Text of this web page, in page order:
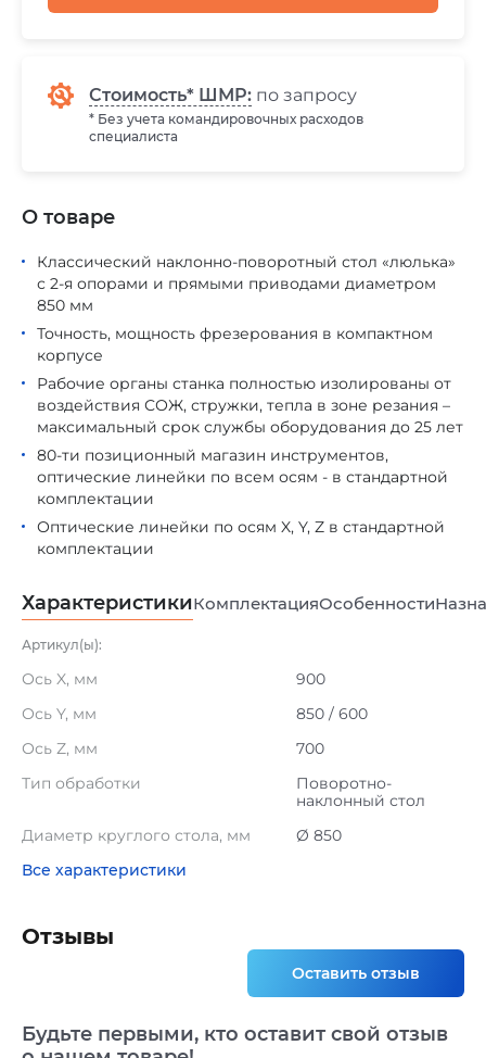
Стоимость* ШМР: по запросу
* Без учета командировочных расходов
специалиста
Классический наклонно-поворотный стол «люлька»
с 2-я опорами и прямыми приводами диаметром
850 мм
Точность, мощность фрезерования в компактном
корпусе
Рабочие органы станка полностью изолированы от
воздействия СОЖ, стружки, тепла в зоне резания –
максимальный срок службы оборудования до 25 лет
80-ти позиционный магазин инструментов,
оптические линейки по всем осям - в стандартной
комплектации
Оптические линейки по осям X, Y, Z в стандартной
комплектации
О товаре
ХарактеристикиКомплектацияОсобенности
Артикул(ы):
Ось X, мм
900
Ось Y, мм
850 / 600
Ось Z, мм
700
Тип обработки
Поворотно-
наклонный стол
Диаметр круглого стола, мм
Ø 850
Все характеристики
Отзывы
Оставить отзыв
Будьте первыми, кто оставит свой отзыв